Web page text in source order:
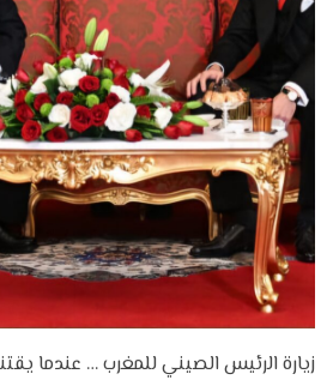
زيارة الرئيس الصيني للمغرب … عندما